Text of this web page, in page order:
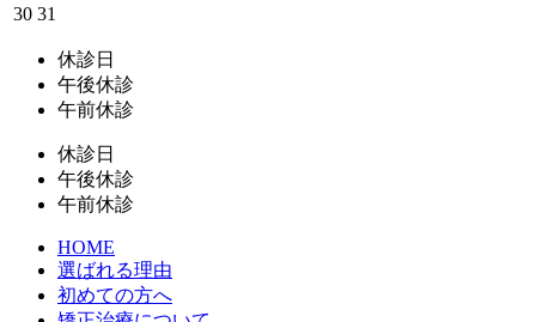
30 31
休診日
午後休診
午前休診
休診日
午後休診
午前休診
HOME
選ばれる理由
初めての方へ